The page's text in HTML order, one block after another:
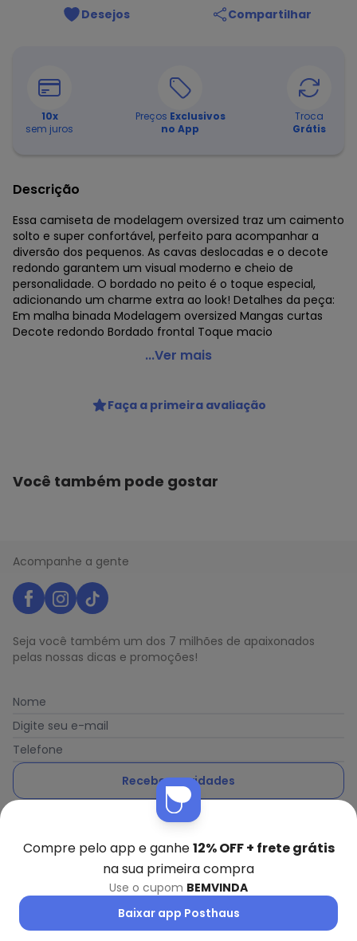
Desejos Compartilhar
10x
sem juros
Preços Exclusivos
no App
Troca
Grátis
Descrição
Essa camiseta de modelagem oversized traz um caimento
solto e super confortável, perfeito para acompanhar a
diversão dos pequenos. As cavas deslocadas e o decote
redondo garantem um visual moderno e cheio de
personalidade. O bordado no peito é o toque especial,
adicionando um charme extra ao look! Detalhes da peça:
Em malha binada Modelagem oversized Mangas curtas
Decote redondo Bordado frontal Toque macio
Hering - Camiseta Infantil Menino Oversized Bordada
Código do produto: 24193136
...Ver mais
Faça a primeira avaliação
Você também pode gostar
Acompanhe a gente
Seja você também um dos 7 milhões de apaixonados
pelas nossas dicas e promoções!
Nome
Digite seu e-mail
Telefone
Receber novidades
Ao enviar o cadastro, você concorda com a nossa
Posthaus é uma marca da Posthaus Ltda / CNPJ:
80.462.138/0001-41
Compre pelo app e ganhe12% OFF + frete grátis
na sua primeira compra
Use o cupom BEMVINDA
Baixar app Posthaus